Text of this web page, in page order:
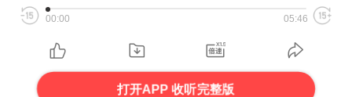
00:00 05:46
打开APP 收听完整版